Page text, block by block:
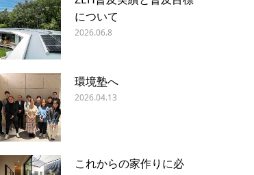
について
2026.06.8
環境塾へ
2026.04.13
これからの家作りに必